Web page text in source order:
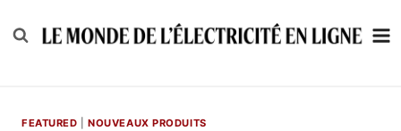
to
FEATURED |NOUVEAUX PRODUITS